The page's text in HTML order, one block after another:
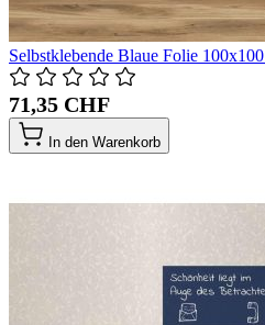
Selbstklebende Blaue Folie
71,35 CHF
In den Warenkorb